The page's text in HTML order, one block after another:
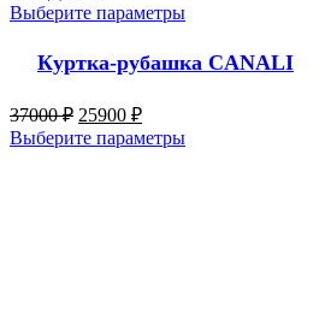
Выберите параметры
Куртка-рубашка CANALI
37000₽ 25900 ₽
Выберите параметры